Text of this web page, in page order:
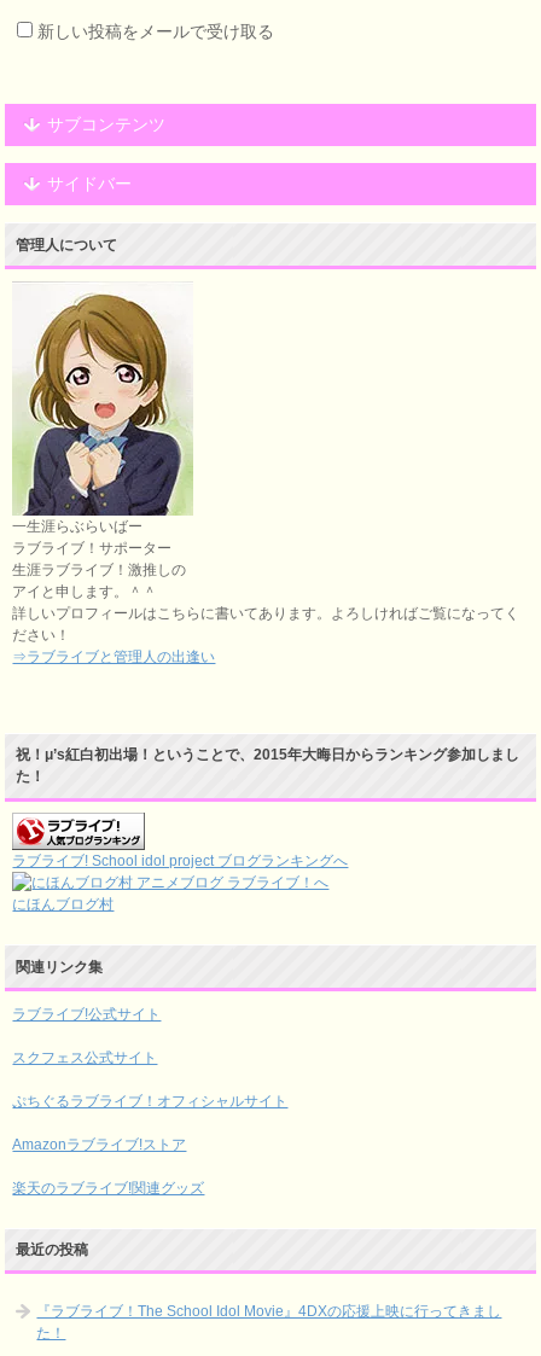
新しい投稿をメールで受け取る
サブコンテンツ
サイドバー
管理人について
一生涯らぶらいばー
ラブライブ！サポーター
生涯ラブライブ！激推しの
アイと申します。＾＾
詳しいプロフィールはこちらに書いてあります。よろしければご覧になってく
ださい！
⇒ラブライブと管理人の出逢い
祝！μ’s紅白初出場！ということで、2015年大晦日からランキング参加しまし
た！
ラブライブ! School idol project ブログランキングへ
にほんブログ村
関連リンク集
ラブライブ!公式サイト
スクフェス公式サイト
ぷちぐるラブライブ！オフィシャルサイト
Amazonラブライブ!ストア
楽天のラブライブ!関連グッズ
最近の投稿
『ラブライブ！The School Idol Movie』4DXの応援上映に行ってきまし
た！